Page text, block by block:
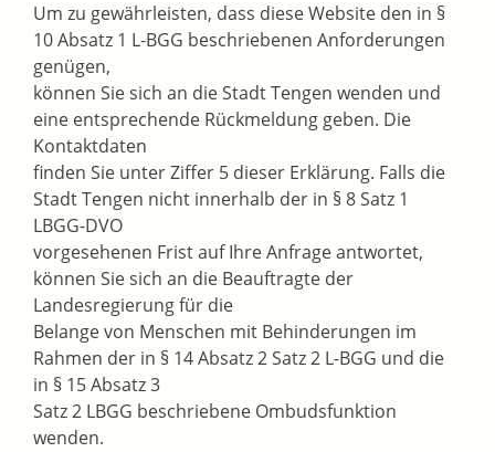
Um zu gewährleisten, dass diese Website den in §
10 Absatz 1 L-BGG beschriebenen Anforderungen
genügen,
können Sie sich an die Stadt Tengen wenden und
eine entsprechende Rückmeldung geben. Die
Kontaktdaten
finden Sie unter Ziffer 5 dieser Erklärung. Falls die
Stadt Tengen nicht innerhalb der in § 8 Satz 1
LBGG-DVO
vorgesehenen Frist auf Ihre Anfrage antwortet,
können Sie sich an die Beauftragte der
Landesregierung für die
Belange von Menschen mit Behinderungen im
Rahmen der in § 14 Absatz 2 Satz 2 L-BGG und die
in § 15 Absatz 3
Satz 2 LBGG beschriebene Ombudsfunktion
wenden.